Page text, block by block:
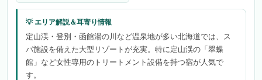
定山渓・登別・函館湯の川など温泉地が多い北海道では、ス
パ施設を備えた大型リゾートが充実。特に定山渓の「翠蝶
館」など女性専用のトリートメント設備を持つ宿が人気で
す。